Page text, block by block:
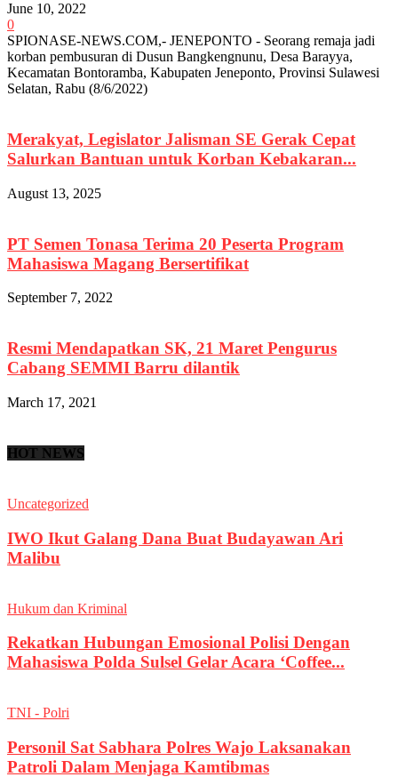
June 10, 2022
0
SPIONASE-NEWS.COM,- JENEPONTO - Seorang remaja jadi
korban pembusuran di Dusun Bangkengnunu, Desa Barayya,
Kecamatan Bontoramba, Kabupaten Jeneponto, Provinsi Sulawesi
Selatan, Rabu (8/6/2022)
Merakyat, Legislator Jalisman SE Gerak Cepat
Salurkan Bantuan untuk Korban Kebakaran...
August 13, 2025
PT Semen Tonasa Terima 20 Peserta Program
Mahasiswa Magang Bersertifikat
September 7, 2022
Resmi Mendapatkan SK, 21 Maret Pengurus
Cabang SEMMI Barru dilantik
March 17, 2021
HOT NEWS
Uncategorized
IWO Ikut Galang Dana Buat Budayawan Ari
Malibu
Hukum dan Kriminal
Rekatkan Hubungan Emosional Polisi Dengan
Mahasiswa Polda Sulsel Gelar Acara ‘Coffee...
TNI - Polri
Personil Sat Sabhara Polres Wajo Laksanakan
Patroli Dalam Menjaga Kamtibmas